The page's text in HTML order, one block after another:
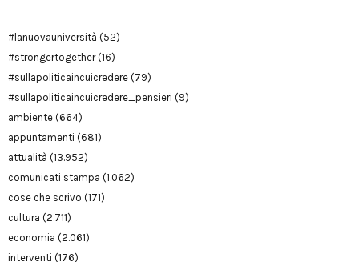
#lanuovauniversità (52)
#strongertogether(16)
#sullapoliticaincuicredere (79)
#sullapoliticaincuicredere_pensieri (9)
ambiente (664)
appuntamenti (681)
attualità (13.952)
comunicati stampa (1.062)
cose che scrivo (171)
cultura (2.711)
economia (2.061)
interventi (176)